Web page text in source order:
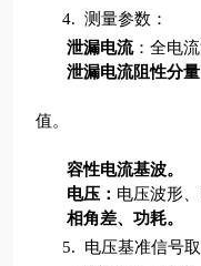
4. 测量参数：
泄漏电流：全电
泄漏电流阻性分量
值。
容性电流基波。
电压： 电压波形、
相角差、功耗。
5.
电压基准信号